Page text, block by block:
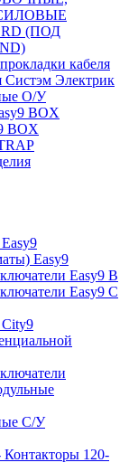
(ПОД
кабеля
Систэм Электрик
О/У
BOX
BOX
Easy9
Easy9 В
Easy9 С
City9
C/У
Контакторы 120-